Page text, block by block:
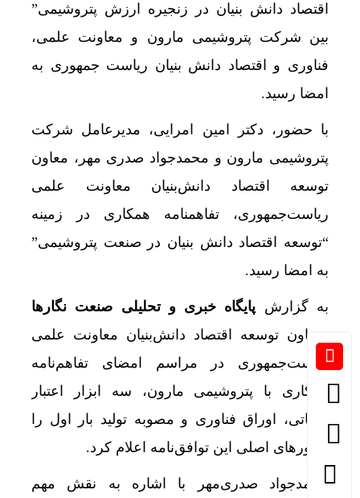
اقتصاد دانش بنیان در زنجیره ارزش پتروشیمی”
بین شرکت پتروشیمی مارون و معاونت علمی،
فناوری و اقتصاد دانش بنیان ریاست جمهوری به
امضا رسید.
با حضور، دکتر امین امرایی، مدیرعامل شرکت
پتروشیمی مارون و محمدجواد صدری مهر، معاون
توسعه اقتصاد دانش‌بنیان معاونت علمی
ریاست‌جمهوری، تفاهمنامه همکاری در زمینه
“توسعه اقتصاد دانش بنیان در صنعت پتروشیمی”
به امضا رسید.
به گزارش پایگاه خبری و تحلیلی صنعت نگارها
،معاون توسعه اقتصاد دانش‌بنیان معاونت علمی
ریاست‌جمهوری در مراسم امضای تفاهم‌نامه
همکاری با پتروشیمی مارون، سه ابزار اعتبار
مالیاتی، اوراق فناوری و مصوبه تولید بار اول را
محورهای اصلی این توافق‌نامه اعلام کرد.
محمدجواد صدری‌مهر با اشاره به نقش مهم